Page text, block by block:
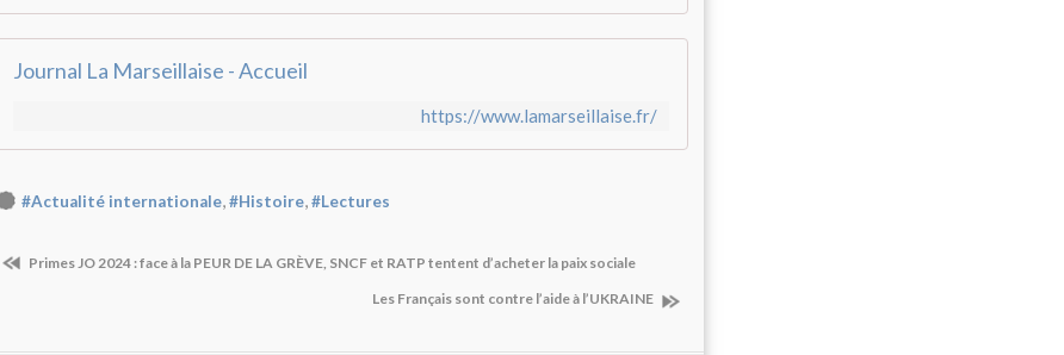
Journal La Marseillaise - Accueil
https://www.lamarseillaise.fr/
#Actualité internationale,#Histoire,#Lectures
Primes JO 2024 : face à la PEUR DE LA GRÈVE, SNCF et RATP tentent d’acheter la paix sociale
Les Français sont contre l’aide à l’UKRAINE